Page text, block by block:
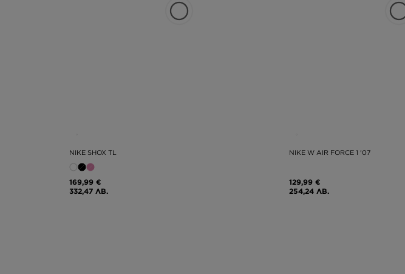
NIKE SHOX TL
169,99 €
332,47 ЛВ.
NIKE W AIR FORCE 1 '07
129,99 €
254,24 ЛВ.